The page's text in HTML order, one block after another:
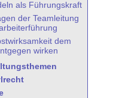
als Führungskraft
der Teamleitung
dem
wirken